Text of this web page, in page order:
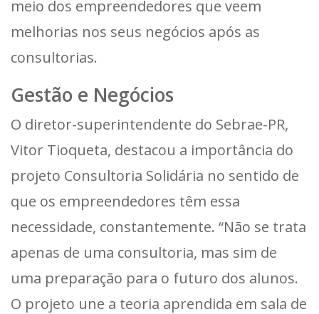
meio dos empreendedores que veem
melhorias nos seus negócios após as
consultorias.
Gestão e Negócios
O diretor-superintendente do Sebrae-PR,
Vitor Tioqueta, destacou a importância do
projeto Consultoria Solidária no sentido de
que os empreendedores têm essa
necessidade, constantemente. “Não se trata
apenas de uma consultoria, mas sim de
uma preparação para o futuro dos alunos.
O projeto une a teoria aprendida em sala de